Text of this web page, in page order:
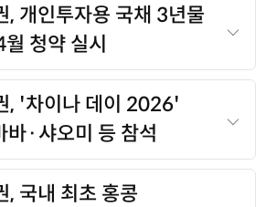
, 개인투자용 국채 3년물
청약 실시
, '차이나 데이 2026'
바·샤오미 등 참석
, 국내 최초 홍콩